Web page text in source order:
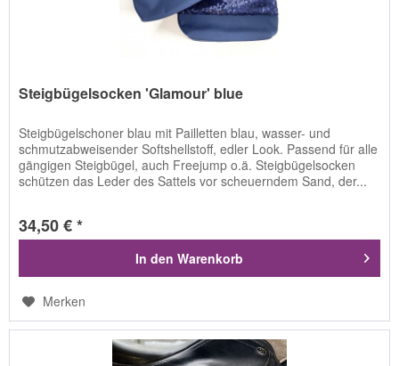
Steigbügelsocken 'Glamour' blue
Steigbügelschoner blau mit Pailletten blau, wasser- und
schmutzabweisender Softshellstoff, edler Look. Passend für alle
gängigen Steigbügel, auch Freejump o.ä. Steigbügelsocken
schützen das Leder des Sattels vor scheuerndem Sand, der...
34,50 € *
In den Warenkorb
Merken